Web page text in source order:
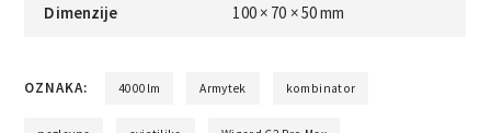
Dimenzije 100 × 70 × 50 mm
OZNAKA: 4000lm Armytek kombinator